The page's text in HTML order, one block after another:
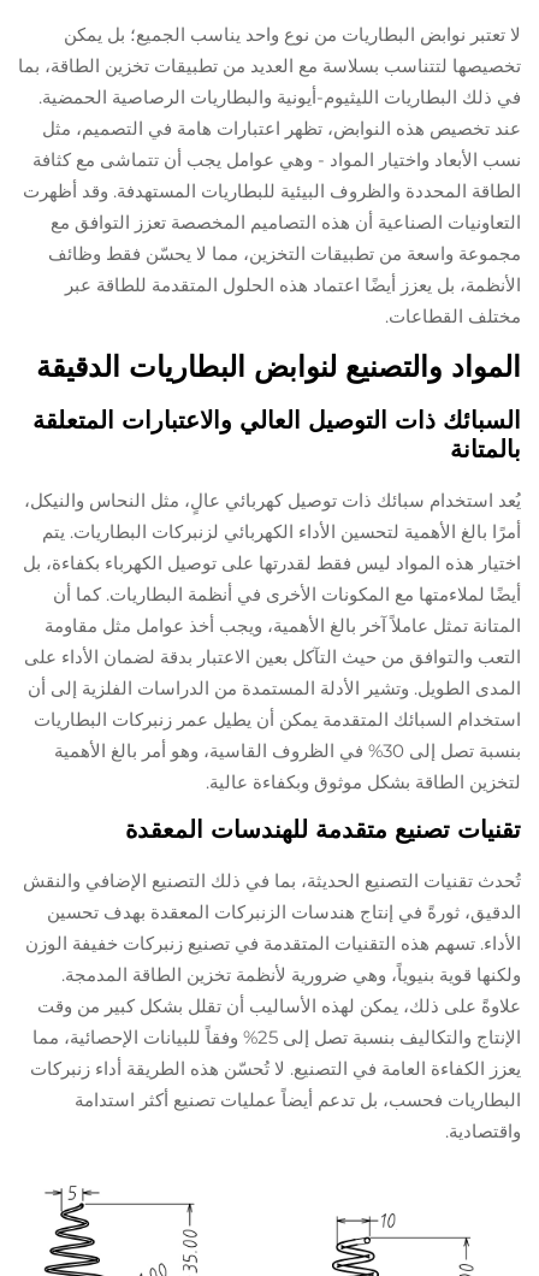
لا تعتبر نوابض البطاريات من نوع واحد يناسب الجميع؛ بل يمكن
تخصيصها لتتناسب بسلاسة مع العديد من تطبيقات تخزين الطاقة، بما
في ذلك البطاريات الليثيوم-أيونية والبطاريات الرصاصية الحمضية.
عند تخصيص هذه النوابض، تظهر اعتبارات هامة في التصميم، مثل
نسب الأبعاد واختيار المواد - وهي عوامل يجب أن تتماشى مع كثافة
الطاقة المحددة والظروف البيئية للبطاريات المستهدفة. وقد أظهرت
التعاونيات الصناعية أن هذه التصاميم المخصصة تعزز التوافق مع
مجموعة واسعة من تطبيقات التخزين، مما لا يحسّن فقط وظائف
الأنظمة، بل يعزز أيضًا اعتماد هذه الحلول المتقدمة للطاقة عبر
مختلف القطاعات.
المواد والتصنيع لنوابض البطاريات الدقيقة
السبائك ذات التوصيل العالي والاعتبارات المتعلقة
بالمتانة
يُعد استخدام سبائك ذات توصيل كهربائي عالٍ، مثل النحاس والنيكل،
أمرًا بالغ الأهمية لتحسين الأداء الكهربائي لزنبركات البطاريات. يتم
اختيار هذه المواد ليس فقط لقدرتها على توصيل الكهرباء بكفاءة، بل
أيضًا لملاءمتها مع المكونات الأخرى في أنظمة البطاريات. كما أن
المتانة تمثل عاملاً آخر بالغ الأهمية، ويجب أخذ عوامل مثل مقاومة
التعب والتوافق من حيث التآكل بعين الاعتبار بدقة لضمان الأداء على
المدى الطويل. وتشير الأدلة المستمدة من الدراسات الفلزية إلى أن
استخدام السبائك المتقدمة يمكن أن يطيل عمر زنبركات البطاريات
بنسبة تصل إلى 30% في الظروف القاسية، وهو أمر بالغ الأهمية
لتخزين الطاقة بشكل موثوق وبكفاءة عالية.
تقنيات تصنيع متقدمة للهندسات المعقدة
تُحدث تقنيات التصنيع الحديثة، بما في ذلك التصنيع الإضافي والنقش
الدقيق، ثورةً في إنتاج هندسات الزنبركات المعقدة بهدف تحسين
الأداء. تسهم هذه التقنيات المتقدمة في تصنيع زنبركات خفيفة الوزن
ولكنها قوية بنيوياً، وهي ضرورية لأنظمة تخزين الطاقة المدمجة.
علاوةً على ذلك، يمكن لهذه الأساليب أن تقلل بشكل كبير من وقت
الإنتاج والتكاليف بنسبة تصل إلى 25% وفقاً للبيانات الإحصائية، مما
يعزز الكفاءة العامة في التصنيع. لا تُحسّن هذه الطريقة أداء زنبركات
البطاريات فحسب، بل تدعم أيضاً عمليات تصنيع أكثر استدامة
واقتصادية.